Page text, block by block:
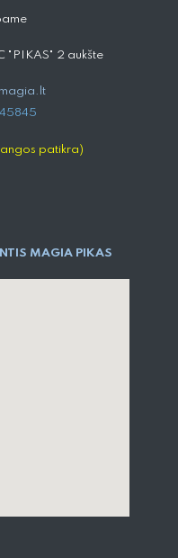
"PIKAS" 2 aukšte
patikra)
MAGIA PIKAS